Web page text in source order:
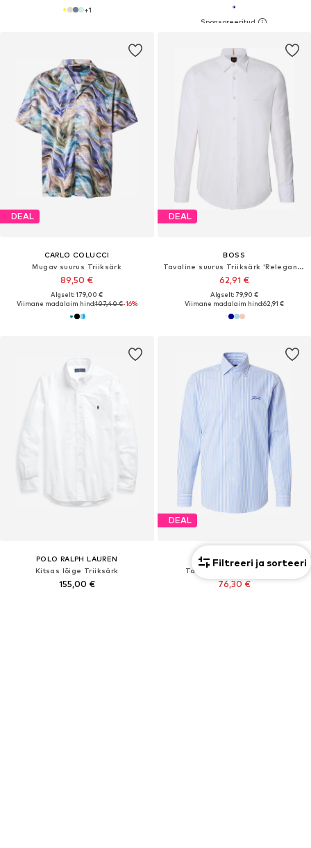
+1
DEAL
CARLO COLUCCI
Mugav suurus Triiksärk
89,50 €
Algselt: 179,00 €
Viimane madalaim hind:107,40 €-16%
DEAL
BOSS
Tavaline suurus Triiksärk 'Relegant_6'
62,91 €
Algselt: 79,90 €
Viimane madalaim hind:62,91 €
POLO RALPH LAUREN
Kitsas lõige Triiksärk
155,00 €
DEAL
KARL LAGERFELD
Tavaline suurus Triiksärk
76,30 €
Filtreeri ja sorteeri